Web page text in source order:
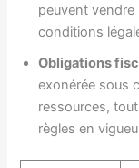
peuvent vendre
conditions
Obligations
exonérée sous
ressources,
règles en